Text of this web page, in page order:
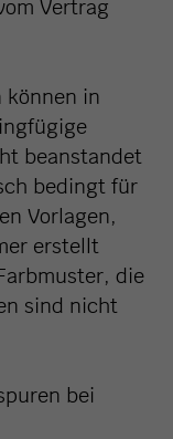
Vertrag
können in
beanstandet
bedingt für
Vorlagen,
erstellt
die
sind nicht
bei